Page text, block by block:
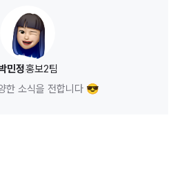
민정홍보2팀
한 소식을 전합니다 😎